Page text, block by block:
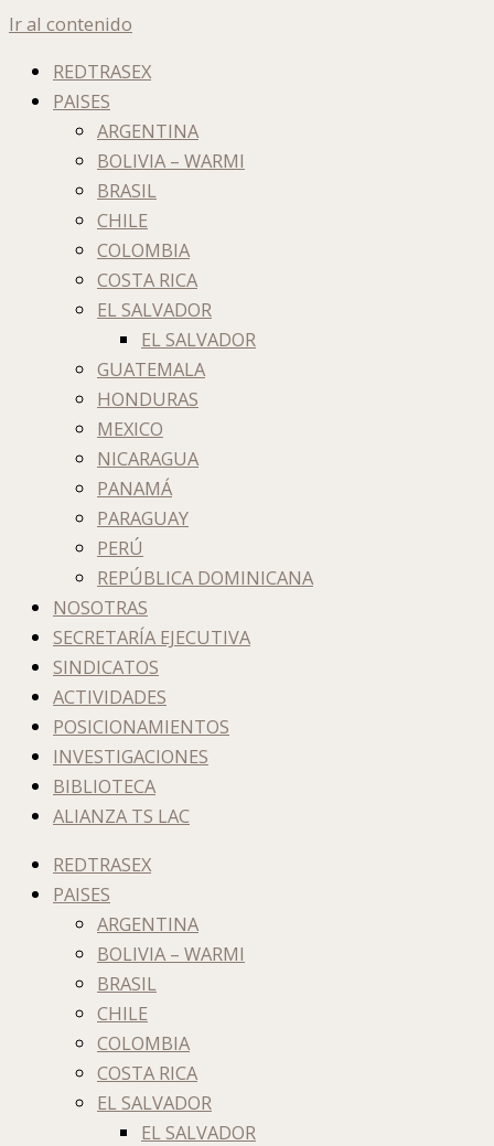
Ir al contenido
REDTRASEX
PAISES
ARGENTINA
BOLIVIA – WARMI
BRASIL
CHILE
COLOMBIA
COSTA RICA
EL SALVADOR
EL SALVADOR
GUATEMALA
HONDURAS
MEXICO
NICARAGUA
PANAMÁ
PARAGUAY
PERÚ
REPÚBLICA DOMINICANA
NOSOTRAS
SECRETARÍA EJECUTIVA
SINDICATOS
ACTIVIDADES
POSICIONAMIENTOS
INVESTIGACIONES
BIBLIOTECA
ALIANZA TS LAC
REDTRASEX
PAISES
ARGENTINA
BOLIVIA – WARMI
BRASIL
CHILE
COLOMBIA
COSTA RICA
EL SALVADOR
EL SALVADOR